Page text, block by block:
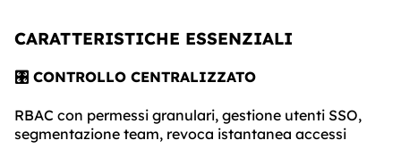
CARATTERISTICHE ESSENZIALI
🎛️ CONTROLLO CENTRALIZZATO
RBAC con permessi granulari, gestione utenti SSO,
segmentazione team, revoca istantanea accessi